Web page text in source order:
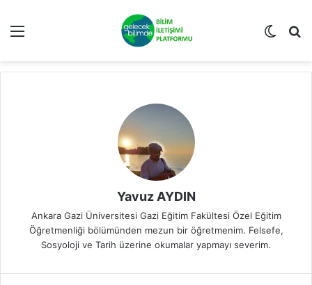
Dış
Yavuz AYDIN
Ankara Gazi Üniversitesi Gazi Eğitim Fakültesi Özel Eğitim
Öğretmenliği bölümünden mezun bir öğretmenim. Felsefe,
Sosyoloji ve Tarih üzerine okumalar yapmayı severim.